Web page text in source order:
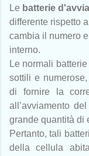
Le batterie
differente rispetto
cambia il numero
interno.
Le normali
sottili e
di fornire la
all’avviamento
grande quantità di
Pertanto, tali
della cellula